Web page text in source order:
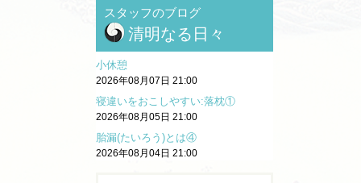
スタッフのブログ
清明なる日々
小休憩
2026年08月07日 21:00
寝違いをおこしやすい:落枕①
2026年08月05日 21:00
胎漏(たいろう)とは④
2026年08月04日 21:00